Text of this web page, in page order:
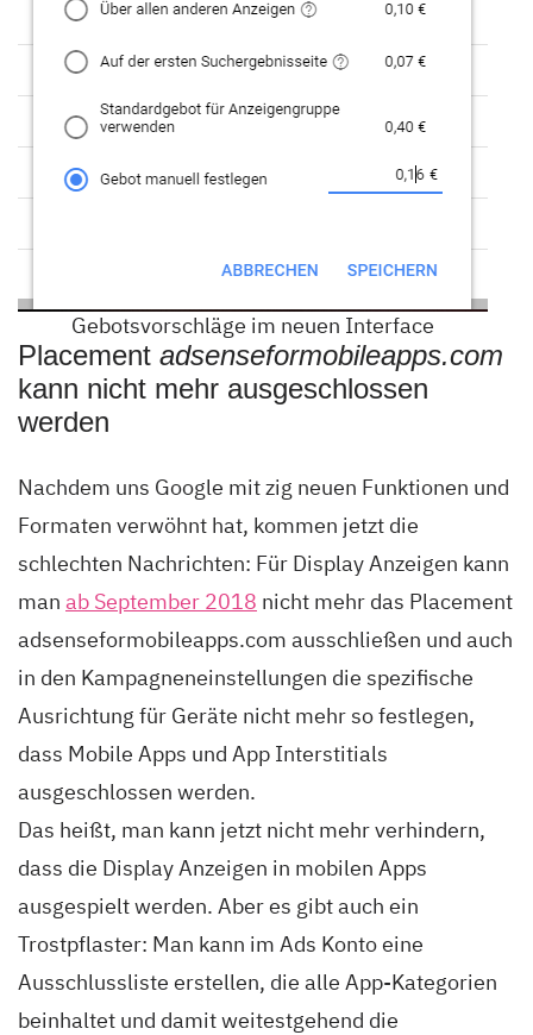
Gebotsvorschläge im neuen Interface
Placement adsenseformobileapps.com
kann nicht mehr ausgeschlossen
werden
Nachdem uns Google mit zig neuen Funktionen und
Formaten verwöhnt hat, kommen jetzt die
schlechten Nachrichten: Für Display Anzeigen kann
man ab September 2018 nicht mehr das Placement
adsenseformobileapps.com ausschließen und auch
in den Kampagneneinstellungen die spezifische
Ausrichtung für Geräte nicht mehr so festlegen,
dass Mobile Apps und App Interstitials
ausgeschlossen werden.
Das heißt, man kann jetzt nicht mehr verhindern,
dass die Display Anzeigen in mobilen Apps
ausgespielt werden. Aber es gibt auch ein
Trostpflaster: Man kann im Ads Konto eine
Ausschlussliste erstellen, die alle App-Kategorien
beinhaltet und damit weitestgehend die